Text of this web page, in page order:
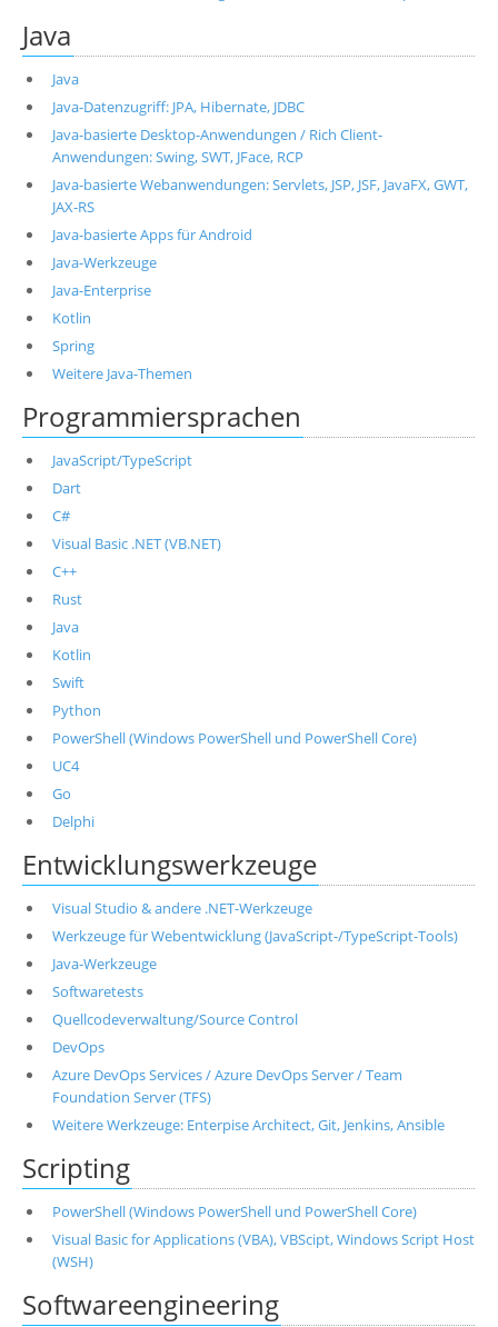
Java
Java
Java-Datenzugriff: JPA, Hibernate, JDBC
Java-basierte Desktop-Anwendungen / Rich Client-
Anwendungen: Swing, SWT, JFace, RCP
Java-basierte Webanwendungen: Servlets, JSP, JSF, JavaFX, GWT,
JAX-RS
Java-basierte Apps für Android
Java-Werkzeuge
Java-Enterprise
Kotlin
Spring
Weitere Java-Themen
Programmiersprachen
JavaScript/TypeScript
Dart
C#
Visual Basic .NET (VB.NET)
C++
Rust
Java
Kotlin
Swift
Python
PowerShell (Windows PowerShell und PowerShell Core)
UC4
Go
Delphi
Entwicklungswerkzeuge
Visual Studio & andere .NET-Werkzeuge
Werkzeuge für Webentwicklung (JavaScript-/TypeScript-Tools)
Java-Werkzeuge
Softwaretests
Quellcodeverwaltung/Source Control
DevOps
Azure DevOps Services / Azure DevOps Server / Team
Foundation Server (TFS)
Weitere Werkzeuge: Enterpise Architect, Git, Jenkins, Ansible
Scripting
PowerShell (Windows PowerShell und PowerShell Core)
Visual Basic for Applications (VBA), VBScipt, Windows Script Host
(WSH)
Softwareengineering